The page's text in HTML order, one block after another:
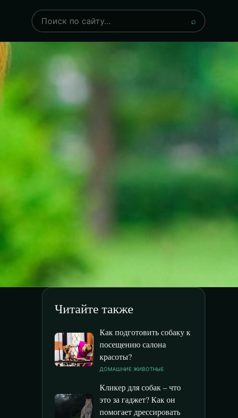
Поиск
⌕
Читайте также
Как подготовить собаку к
посещению салона
красоты?
ДОМАШНИЕ ЖИВОТНЫЕ
Кликер для собак – что
это за гаджет? Как он
помогает дрессировать